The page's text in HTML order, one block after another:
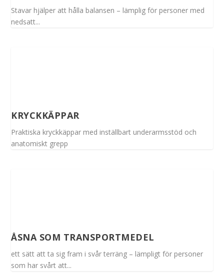
Stavar hjälper att hålla balansen – lämplig för personer med
nedsatt...
KRYCKKÄPPAR
Praktiska kryckkäppar med inställbart underarmsstöd och
anatomiskt grepp
ÅSNA SOM TRANSPORTMEDEL
ett sätt att ta sig fram i svår terräng – lämpligt för personer
som har svårt att...